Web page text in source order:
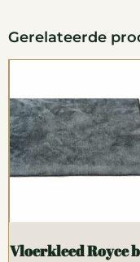
Gerelateerde
Vloerkleed Royce